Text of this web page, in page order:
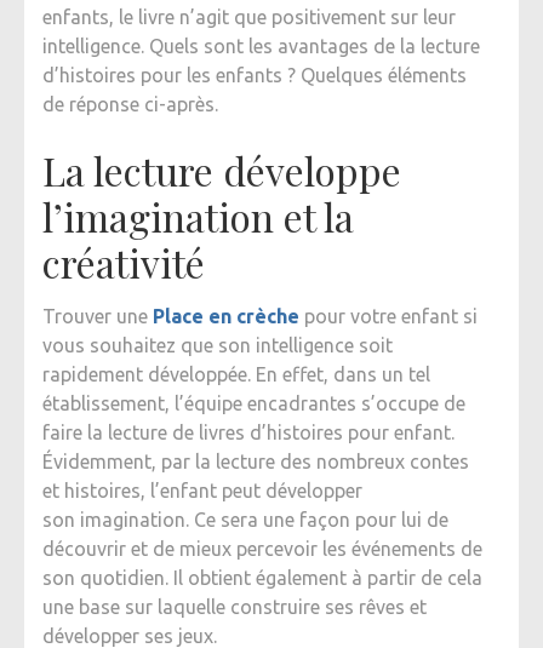
enfants, le livre n’agit que positivement sur leur
intelligence. Quels sont les avantages de la lecture
d’histoires pour les enfants ? Quelques éléments
de réponse ci-après.
La lecture développe
l’imagination et la
créativité
Trouver une Place en crèche pour votre enfant si
vous souhaitez que son intelligence soit
rapidement développée. En effet, dans un tel
établissement, l’équipe encadrantes s’occupe de
faire la lecture de livres d’histoires pour enfant.
Évidemment, par la lecture des nombreux contes
et histoires, l’enfant peut développer
son imagination. Ce sera une façon pour lui de
découvrir et de mieux percevoir les événements de
son quotidien. Il obtient également à partir de cela
une base sur laquelle construire ses rêves et
développer ses jeux.